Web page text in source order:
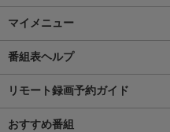
マイメニュー
番組表ヘルプ
リモート録画予約ガイド
おすすめ番組